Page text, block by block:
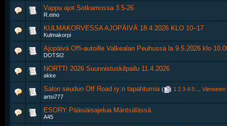
Vappu ajot Sotkamossa 3.5-26
R.eino
KULMAKORVESSA AJOPÄIVÄ 18.4.2026 KLO 10–17
Kulmakorpi
Ajopäivä Offi-autoille Valkealan Peuhussa la 9.5.2026 klo
DOTSI2
NORTTI 2026 Suunnistuskilpailu 11.4.2026
akke
Salon seudun Off Road ry:n tapahtumia‎ ( 1 2 3 4 5
Viimeinen
artsi777
ESORY Pääsiäisajelua Mäntsälässä
A45